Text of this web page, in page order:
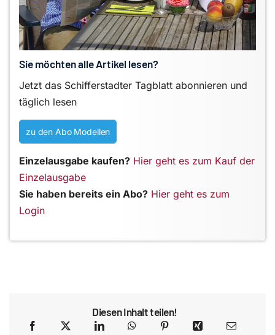
Sie möchten alle Artikel lesen?
Jetzt das Schifferstadter Tagblatt abonnieren und
täglich lesen
zu den Abo Modellen
Einzelausgabe kaufen? Hier geht es zum Kauf der
Einzelausgabe
Sie haben bereits ein Abo? Hier geht es zum
Login
Diesen Inhalt teilen!